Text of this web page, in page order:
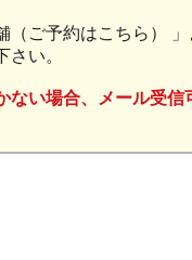
（ご予約はこちら） 」
い。
い場合、メール受信